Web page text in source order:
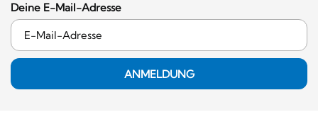
Deine E-Mail-Adresse
ANMELDUNG